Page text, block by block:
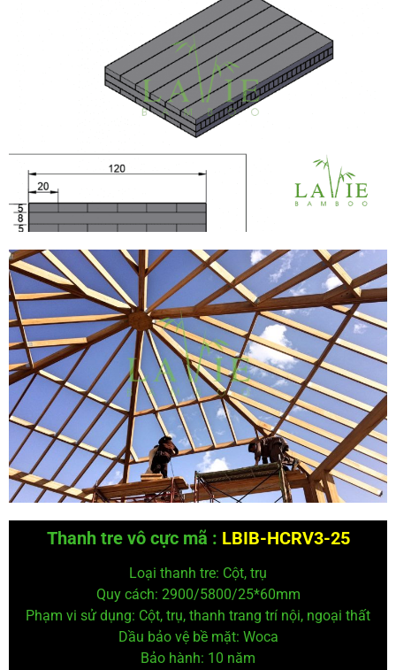
Thanh tre vô cực mã : LBIB-HCRV3-25
Loại thanh tre: Cột, trụ
Quy cách: 2900/5800/25*60mm
Phạm vi sử dụng: Cột, trụ, thanh trang trí nội, ngoại thất
Dầu bảo vệbề mặt: Woca
Bảo hành: 10 năm